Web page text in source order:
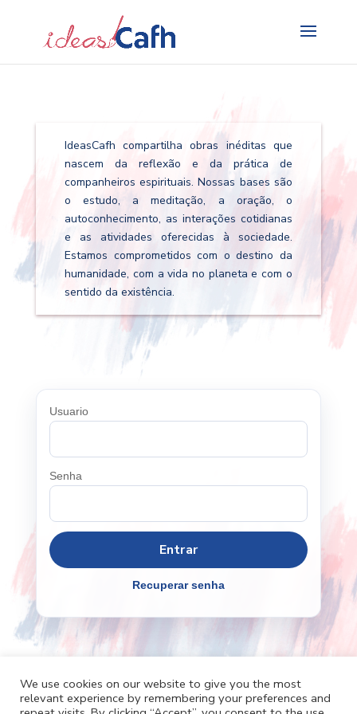
IdeasCafh compartilha obras inéditas que
nascem da reflexão e da prática de
companheiros espirituais. Nossas bases são
o estudo, a meditação, a oração, o
autoconhecimento, as interações cotidianas
e as atividades oferecidas à sociedade.
Estamos comprometidos com o destino da
humanidade, com a vida no planeta e com o
sentido da existência.
Usuario
Senha
Recuperar senha
Cafh.org Cafh App
Contatos
We use cookies on our website to give you the most
relevant experience by remembering your preferences and